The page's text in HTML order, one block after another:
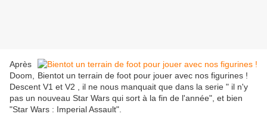
Bientot un terrain de foot pour jouer avec nos figurines !
Après
Doom,
Descent V1 et V2 , il ne nous manquait que dans la serie " il n'y
pas un nouveau Star Wars qui sort à la fin de l'année", et bien
"Star Wars : Imperial Assault".